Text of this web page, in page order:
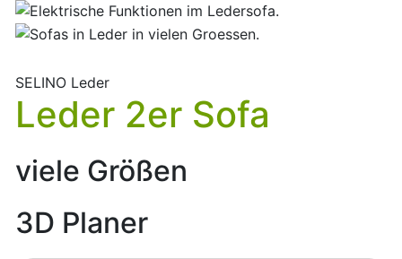
SELINO Leder
Leder 2er Sofa
viele Größen
3D Planer